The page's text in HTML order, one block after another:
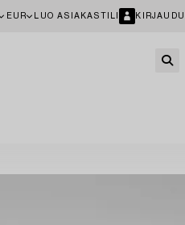
EUR LUO ASIAKASTILI KIRJAUDU